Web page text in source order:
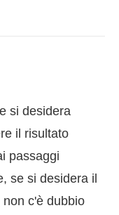
si desidera
il risultato
passaggi
se si desidera il
c'è dubbio